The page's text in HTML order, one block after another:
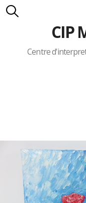
Carlota Royo
Francesca
CIP
Centre